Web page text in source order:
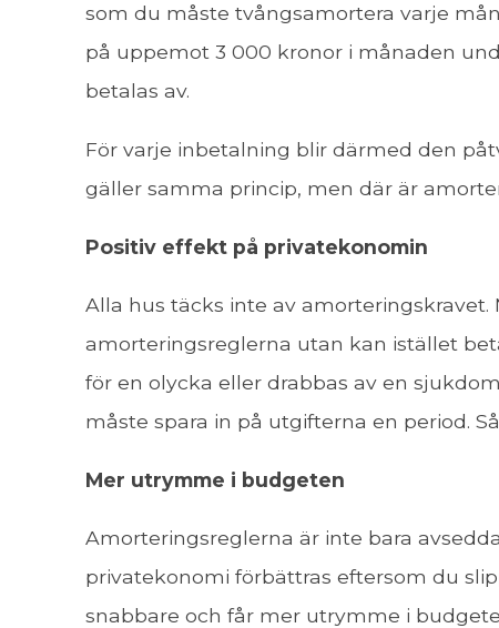
som du måste tvångsamortera varje
på uppemot 3 000 kronor i månaden
betalas av.
För varje inbetalning blir därmed den
gäller samma princip, men där är
Positiv effekt på privatekonomin
Alla hus täcks inte av
amorteringsreglerna utan kan istället
för en olycka eller drabbas av en
måste spara in på utgifterna en period.
Mer utrymme i budgeten
Amorteringsreglerna är inte bara
privatekonomi förbättras eftersom du
snabbare och får mer utrymme i